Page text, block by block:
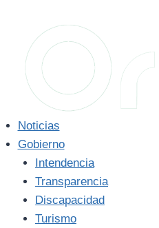
Noticias
Gobierno
Intendencia
Transparencia
Discapacidad
Turismo